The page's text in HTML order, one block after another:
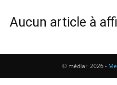
Aucun article à
© média+ 2026 -